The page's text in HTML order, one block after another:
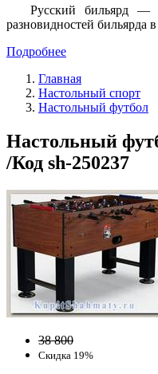
Русский бильярд —
разновидностей бильярда
Подробнее
Главная
Настольный спорт
Настольный футбол
Настольный
/Код sh-250237
38 800
Скидка 19%